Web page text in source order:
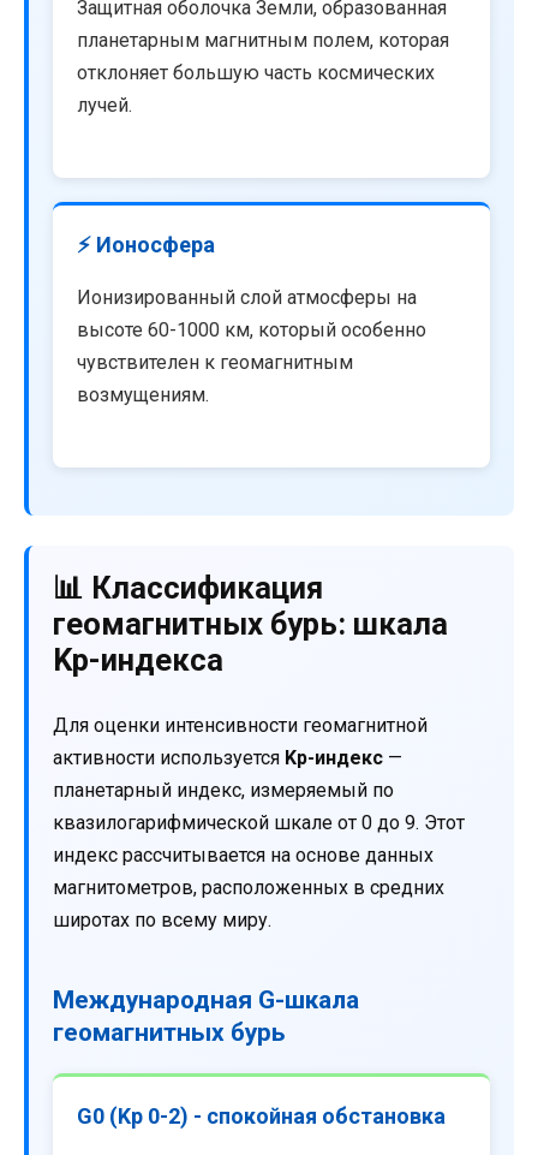
Защитная оболочка Земли, образованная
планетарным магнитным полем, которая
отклоняет большую часть космических
лучей.
⚡ Ионосфера
Ионизированный слой атмосферы на
высоте 60-1000 км, который особенно
чувствителен к геомагнитным
возмущениям.
📊 Классификация
геомагнитных бурь: шкала
Kp-индекса
Для оценки интенсивности геомагнитной
активности используется Kp-индекс —
планетарный индекс, измеряемый по
квазилогарифмической шкале от 0 до 9. Этот
индекс рассчитывается на основе данных
магнитометров, расположенных в средних
широтах по всему миру.
Международная G-шкала
геомагнитных бурь
G0 (Kp 0-2) - спокойная обстановка